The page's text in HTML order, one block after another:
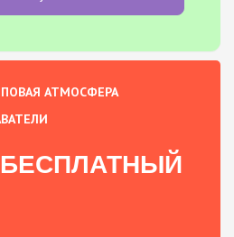
АТМОСФЕРА
БЕСПЛАТНЫЙ